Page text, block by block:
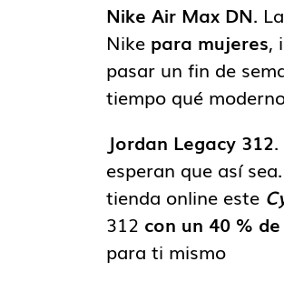
Nike Air Max DN.
Nike para mujeres,
pasar un fin de
tiempo qué
Jordan Legacy 312
esperan que así
tienda online este
312 con un 40 %
para ti mismo